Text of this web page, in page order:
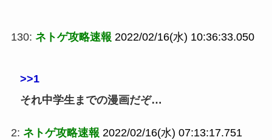
130: ネトゲ攻略速報 2022/02/16(水) 10:36:33.050
>>1
それ中学生までの漫画だぞ…
2: ネトゲ攻略速報 2022/02/16(水) 07:13:17.751